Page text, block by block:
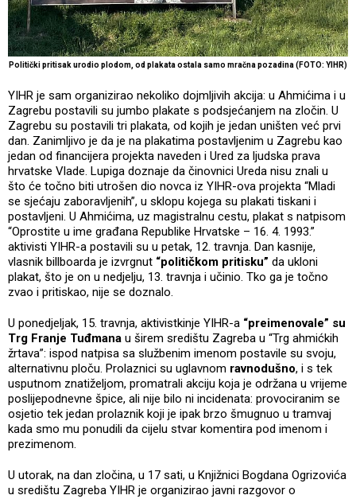
Politički pritisak urodio plodom, od plakata ostala samo mračna pozadina (FOTO: YIHR)
YIHR je sam organizirao nekoliko dojmljivih akcija: u Ahmićima i u
Zagrebu postavili su jumbo plakate s podsjećanjem na zločin. U
Zagrebu su postavili tri plakata, od kojih je jedan uništen već prvi
dan. Zanimljivo je da je na plakatima postavljenim u Zagrebu kao
jedan od financijera projekta naveden i Ured za ljudska prava
hrvatske Vlade. Lupiga doznaje da činovnici Ureda nisu znali u
što će točno biti utrošen dio novca iz YIHR-ova projekta “Mladi
se sjećaju zaboravljenih”, u sklopu kojega su plakati tiskani i
postavljeni. U Ahmićima, uz magistralnu cestu, plakat s natpisom
“Oprostite u ime građana Republike Hrvatske – 16. 4. 1993.”
aktivisti YIHR-a postavili su u petak, 12. travnja. Dan kasnije,
vlasnik billboarda je izvrgnut “političkom pritisku” da ukloni
plakat, što je on u nedjelju, 13. travnja i učinio. Tko ga je točno
zvao i pritiskao, nije se doznalo.
U ponedjeljak, 15. travnja, aktivistkinje YIHR-a “preimenovale” su
Trg Franje Tuđmana u širem središtu Zagreba u “Trg ahmićkih
žrtava”: ispod natpisa sa službenim imenom postavile su svoju,
alternativnu ploču. Prolaznici su uglavnom ravnodušno, i s tek
usputnom znatiželjom, promatrali akciju koja je održana u vrijeme
poslijepodnevne špice, ali nije bilo ni incidenata: provociranim se
osjetio tek jedan prolaznik koji je ipak brzo šmugnuo u tramvaj
kada smo mu ponudili da cijelu stvar komentira pod imenom i
prezimenom.
U utorak, na dan zločina, u 17 sati, u Knjižnici Bogdana Ogrizovića
u središtu Zagreba YIHR je organizirao javni razgovor o